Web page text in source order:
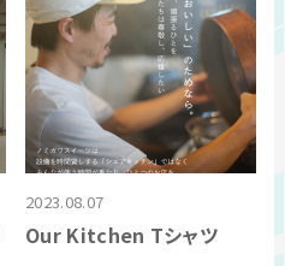
2023.08.07
Our Kitchen Tシャツ